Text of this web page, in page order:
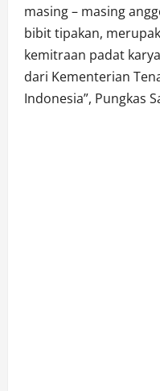
masing – masing
bibit tipakan,
kemitraan padat
dari Kementerian
Indonesia”, Pungkas